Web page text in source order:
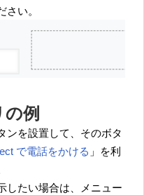
さい。
の例
ンを設置して、そのボタ
で電話をかける 」を利
したい場合は、メニュー